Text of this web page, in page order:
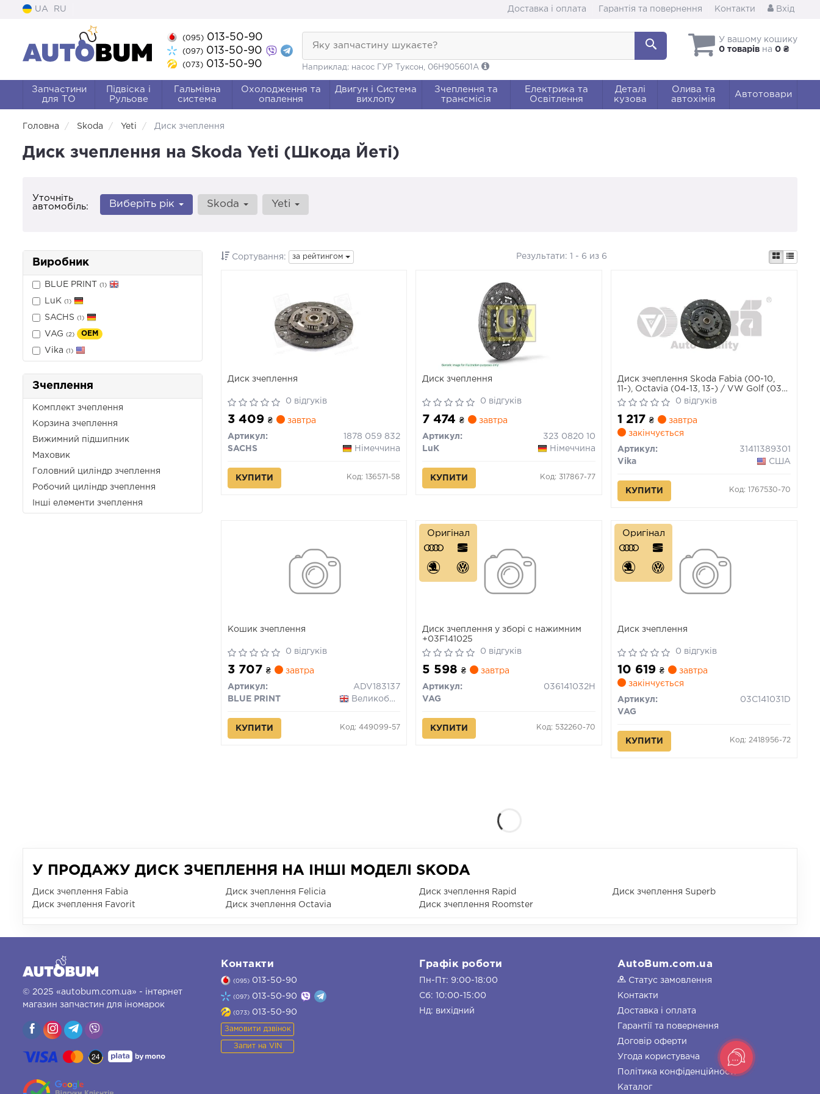
UA RU Доставка і оплата Гарантія та повернення Контакти Вхід
(095)013-50-90
(097)013-50-90
(073)013-50-90
У вашому кошику
0 товарів на 0 ₴
Яку запчастину шукаєте?
Наприклад: насос ГУР Туксон, 06H905601A
Запчастини
для ТО
Підвіска і
Рульове
Гальмівна
система
Охолодження та
опалення
Двигун і Система
вихлопу
Зчеплення та
трансмісія
Електрика та
Освітлення
Деталі
кузова
Олива та
автохімія
Автотовари
Головна Skoda Yeti Диск зчеплення
Диск зчеплення на Skoda Yeti (Шкода Йеті)
Уточніть
автомобіль:
Виберіть рік Skoda Yeti
Виробник
BLUE PRINT (1)
LuK (1)
SACHS (1)
VAG (2) OEM
Vika (1)
Зчеплення
Комплект зчеплення
Корзина зчеплення
Вижимний підшипник
Маховик
Головний циліндр зчеплення
Робочий циліндр зчеплення
Інші елементи зчеплення
Сортування: за рейтингом Результати: 1 - 6 из 6
Диск зчеплення
0 відгуків
3 409 ₴ завтра
Артикул:
1878 059 832
SACHS
Німеччина
КУПИТИ Код: 136571-58
Диск зчеплення
0 відгуків
7 474₴ завтра
Артикул:
323 0820 10
LuK
Німеччина
КУПИТИ Код: 317867-77
Диск зчеплення Skoda Fabia (00-10,
11-), Octavia (04-13, 13-) / VW Golf (03-
14), Jetta (06-15, 15-), Passat (06-11),
Polo (02- 14) (31411389301) VIKA
0 відгуків
1 217₴
завтра
закінчується
Артикул:
31411389301
Vika
США
КУПИТИ Код: 1767530-70
Кошик зчеплення
0 відгуків
3 707 ₴ завтра
Артикул:
ADV183137
BLUE PRINT
Великобританія
КУПИТИ Код: 449099-57
Диск зчеплення у зборі с нажимним
+03F141025
0 відгуків
5 598₴ завтра
Артикул:
036141032H
VAG
КУПИТИ Код: 532260-70
Оригінал
Диск зчеплення
0 відгуків
10 619₴
завтра
закінчується
Артикул:
03C141031D
VAG
КУПИТИ Код: 2418956-72
Оригінал
У ПРОДАЖУ ДИСК ЗЧЕПЛЕННЯ НА ІНШІ МОДЕЛІ SKODA
Диск зчеплення Fabia
Диск зчеплення Favorit
Диск зчеплення Felicia
Диск зчеплення Octavia
Диск зчеплення Rapid
Диск зчеплення Roomster
Диск зчеплення Superb
© 2025 «autobum.com.ua» - інтернет
магазин запчастин для іномарок
Контакти
(095) 013-50-90
(097) 013-50-90
(073) 013-50-90
Замовити дзвінок
Запит на VIN
Графік роботи
Пн-Пт: 9:00-18:00
Сб: 10:00-15:00
Нд: вихідний
AutoBum.com.ua
Статус замовлення
Контакти
Доставка і оплата
Гарантії та повернення
Договір оферти
Угода користувача
Політика конфіденційності
Каталог